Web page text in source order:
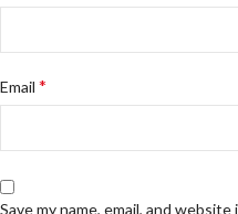
Email *
Save my name, email, and